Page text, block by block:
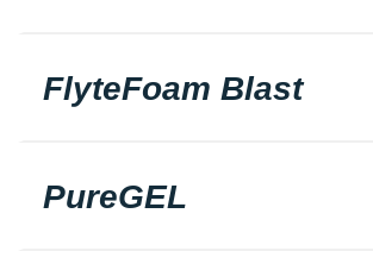
FlyteFoam Blast
PureGEL